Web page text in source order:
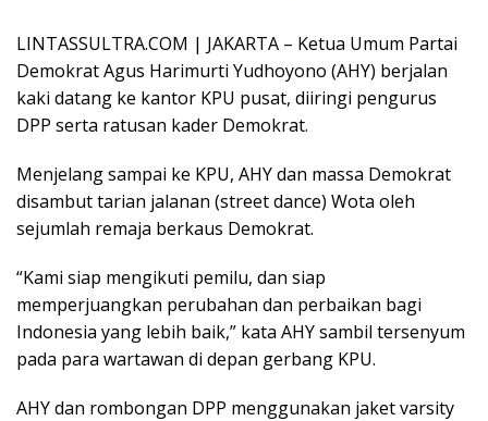
LINTASSULTRA.COM | JAKARTA – Ketua Umum Partai
Demokrat Agus Harimurti Yudhoyono (AHY) berjalan
kaki datang ke kantor KPU pusat, diiringi pengurus
DPP serta ratusan kader Demokrat.
Menjelang sampai ke KPU, AHY dan massa Demokrat
disambut tarian jalanan (street dance) Wota oleh
sejumlah remaja berkaus Demokrat.
“Kami siap mengikuti pemilu, dan siap
memperjuangkan perubahan dan perbaikan bagi
Indonesia yang lebih baik,” kata AHY sambil tersenyum
pada para wartawan di depan gerbang KPU.
AHY dan rombongan DPP menggunakan jaket varsity